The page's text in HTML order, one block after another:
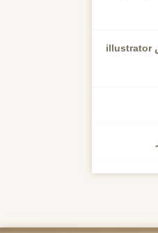
للمهتمين بالخط العربي ( 131 برش illustrator